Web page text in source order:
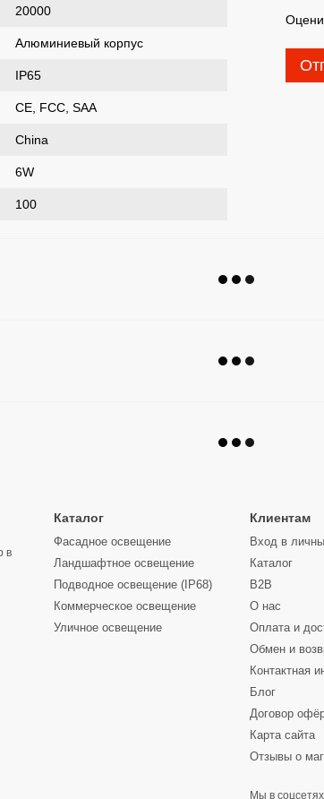
20000
Алюминиевый корпус
IP65
CE, FCC, SAA
China
6W
100
в
Каталог
Фасадное освещение
Ландшафтное освещение
Подводное освещение (IP68)
Коммерческое освещение
Уличное освещение
Клиентам
Вход в
Каталог
B2B
О нас
Оплата и
Обмен и
Контактная
Блог
Договор
Карта сайта
Отзывы о
Мы в соцсетях